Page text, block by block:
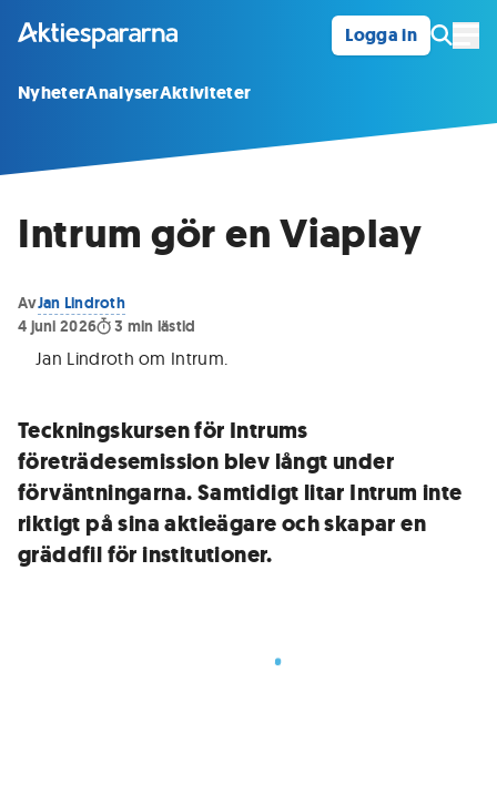
Logga in
NyheterAnalyserAktiviteter
Intrum gör en Viaplay
AvJan Lindroth
4 juni 2026
3 min lästid
Jan Lindroth om Intrum.
Teckningskursen för Intrums
företrädesemission blev långt under
förväntningarna. Samtidigt litar Intrum inte
riktigt på sina aktieägare och skapar en
gräddfil för institutioner.